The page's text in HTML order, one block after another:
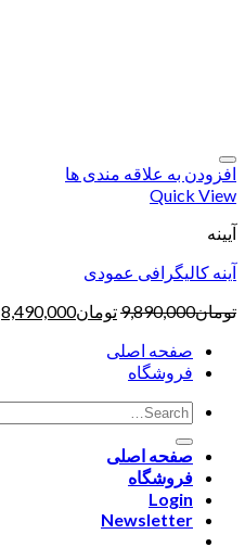
افزودن به علاقه مندی ها
Quick View
آیینه
آینه کالیگرافی عمودی
تومان9,890,000تومان8,490,000
صفحه اصلی
فروشگاه
صفحه اصلی
فروشگاه
Login
Newsletter